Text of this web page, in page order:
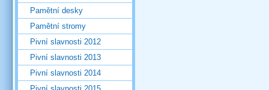
Pamětní desky
Pamětní stromy
Pivní slavnosti 2012
Pivní slavnosti 2013
Pivní slavnosti 2014